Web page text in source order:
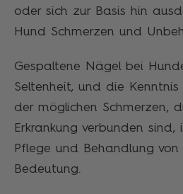
oder sich zur Basis hin
Hund Schmerzen und
Gespaltene Nägel bei
Seltenheit, und die
der möglichen Schmerzen,
Erkrankung verbunden
Pflege und Behandlung
Bedeutung.